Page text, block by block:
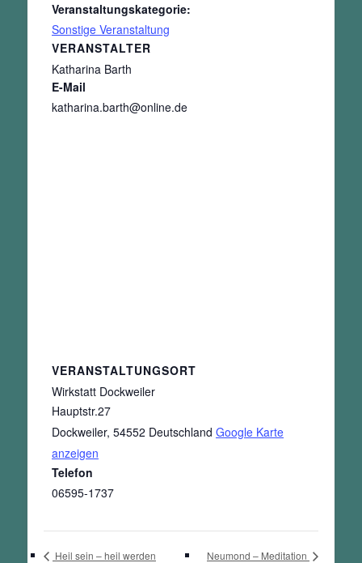
Veranstaltungskategorie:
Sonstige Veranstaltung
VERANSTALTER
Katharina Barth
E-Mail
katharina.barth@online.de
VERANSTALTUNGSORT
Wirkstatt Dockweiler
Hauptstr.27
Dockweiler, 54552 Deutschland Google Karte
anzeigen
Telefon
06595-1737
Heil sein – heil werden Neumond – Meditation